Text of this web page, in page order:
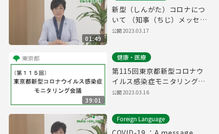
01:49
新型（しんがた）コロナにつ
いて （知事（ちじ）メッセー
ジ 令和（れいわ）5年（ね
ち）「やさしいにほんご」）
公開 2023.03.17
39:01
健康・医療
第115回東京都新型コロナウ
イルス感染症モニタリング会
議(令和5年3月16日14時45分
公開 2023.03.16
Foreign Language